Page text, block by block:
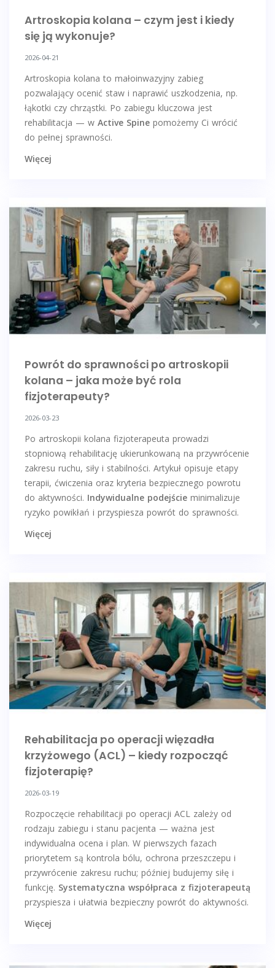
Artroskopia kolana – czym jest i kiedy
się ją wykonuje?
2026-04-21
Artroskopia kolana to małoinwazyjny zabieg
pozwalający ocenić staw i naprawić uszkodzenia, np.
łąkotki czy chrząstki. Po zabiegu kluczowa jest
rehabilitacja — w Active Spine pomożemy Ci wrócić
do pełnej sprawności.
Więcej
Powrót do sprawności po artroskopii
kolana – jaka może być rola
fizjoterapeuty?
2026-03-23
Po artroskopii kolana fizjoterapeuta prowadzi
stopniową rehabilitację ukierunkowaną na przywrócenie
zakresu ruchu, siły i stabilności. Artykuł opisuje etapy
terapii, ćwiczenia oraz kryteria bezpiecznego powrotu
do aktywności. Indywidualne podejście minimalizuje
ryzyko powikłań i przyspiesza powrót do sprawności.
Więcej
Rehabilitacja po operacji więzadła
krzyżowego (ACL) – kiedy rozpocząć
fizjoterapię?
2026-03-19
Rozpoczęcie rehabilitacji po operacji ACL zależy od
rodzaju zabiegu i stanu pacjenta — ważna jest
indywidualna ocena i plan. W pierwszych fazach
priorytetem są kontrola bólu, ochrona przeszczepu i
przywrócenie zakresu ruchu; później budujemy siłę i
funkcję. Systematyczna współpraca z fizjoterapeutą
przyspiesza i ułatwia bezpieczny powrót do aktywności.
Więcej